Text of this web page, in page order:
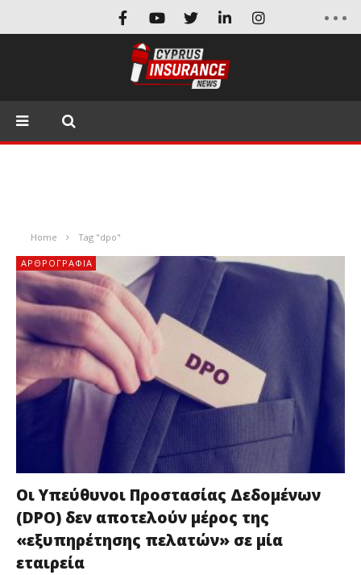
Home Tag "dpo"
ΑΡΘΡΟΓΡΑΦΊΑ
Οι Υπεύθυνοι Προστασίας Δεδομένων
(DPO) δεν αποτελούν μέρος της
«εξυπηρέτησης πελατών» σε μία
εταιρεία